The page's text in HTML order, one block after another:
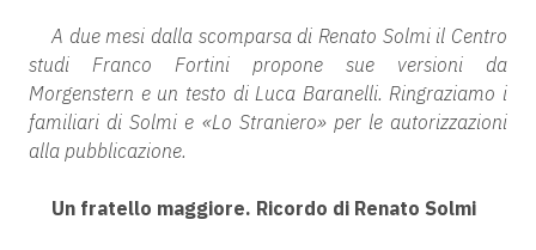
A due mesi dalla scomparsa di Renato Solmi il Centro
studi Franco Fortini propone sue versioni da
Morgenstern e un testo di Luca Baranelli. Ringraziamo i
familiari di Solmi e «Lo Straniero» per le autorizzazioni
alla pubblicazione.
Un fratello maggiore. Ricordo di Renato Solmi